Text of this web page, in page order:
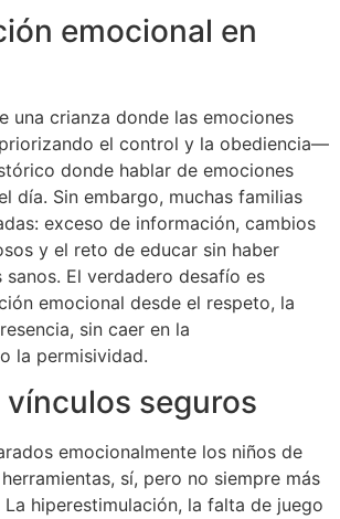
emocional en
una crianza donde las emociones
el control y la obediencia—
donde hablar de emociones
día. Sin embargo, muchas familias
exceso de información, cambios
y el reto de educar sin haber
El verdadero desafío es
emocional desde el respeto, la
sin caer en la
la permisividad.
seguros
emocionalmente los niños de
sí, pero no siempre más
hiperestimulación, la falta de juego